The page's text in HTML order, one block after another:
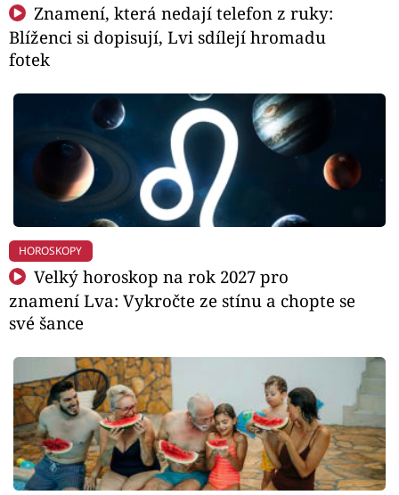
Znamení, která nedají telefon z ruky:
Blíženci si dopisují, Lvi sdílejí hromadu
fotek
HOROSKOPY
Velký horoskop na rok 2027 pro
znamení Lva: Vykročte ze stínu a chopte se
své šance